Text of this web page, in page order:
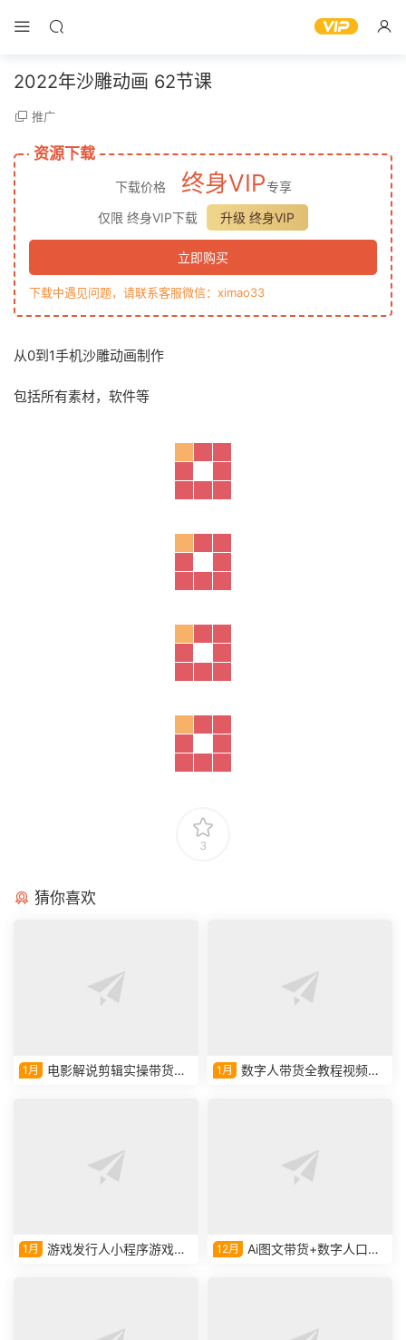
2022年沙雕动画 62节课
推广
资源下载
下载价格 终身VIP专享
仅限 终身VIP下载
升级 终身VIP
立即购买
下载中遇见问题，请联系客服微信：ximao33
从0到1手机沙雕动画制作
包括所有素材，软件等
3
猜你喜欢
1月
电影解说剪辑实操带货全
1月
数字人带货全教程视频课
1月
游戏发行人小程序游戏课
12月
Ai图文带货+数字人口播